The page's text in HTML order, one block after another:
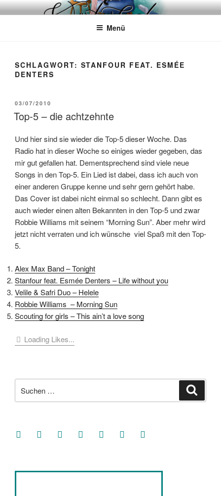
Zum
InhaltWÖRTERKATZE
Von Büchern erzählen
Menü
SCHLAGWORT: STANFOUR FEAT. ESMÉE
DENTERS
VERÖFFENTLICHT
AM
03/07/2010
Top-5 – die achtzehnte
Und hier sind sie wieder die Top-5 dieser Woche. Das
Radio hat in dieser Woche so einiges wieder gegeben, das
mir gut gefallen hat. Dementsprechend sind viele neue
Songs in den Top-5. Ein Lied ist dabei, dass ich auch von
einer anderen Gruppe kenne und sehr gern gehört habe.
Das Cover ist dabei nicht einmal so schlecht. Dann gibt es
auch wieder einen alten Bekannten in den Top-5 und zwar
Robbie Williams mit seinem “Morning Sun”. Aber mehr wird
jetzt nicht verraten und ich wünsche viel Spaß mit den Top-
5.
Alex Max Band – Tonight
Stanfour feat. Esmée Denters – Life without you
Velile & Safri Duo – Helele
Robbie Williams – Morning Sun
Scouting for girls – This ain’t a love song
Loading Likes...
nach:
facebooksoundcloud
twitter mastodoninstagramthreads goodreads